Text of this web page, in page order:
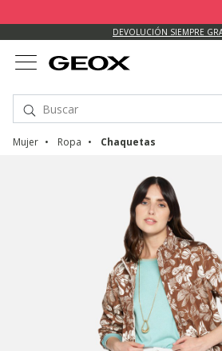
DEVOLUCIÓN SIEMPRE
Mujer Ropa Chaquetas